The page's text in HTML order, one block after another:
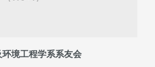
环境工程学系系友会